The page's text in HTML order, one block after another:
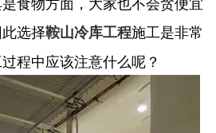
选择鞍山冷库工程施工是非常
程中应该注意什么呢？